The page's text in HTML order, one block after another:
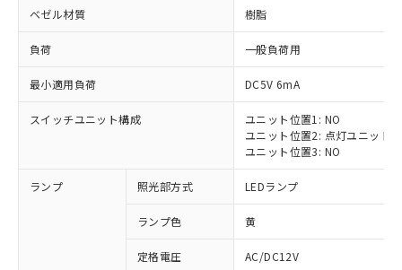
ベゼル材質 樹脂
負荷 一般負荷用
最小適用負荷 DC5V 6mA
スイッチユニット構成
ユニット位置1: NO
ユニット位置2: 点灯ユニット
ユニット位置3: NO
ランプ 照光部方式 LEDランプ
ランプ色 黄
定格電圧 AC/DC12V